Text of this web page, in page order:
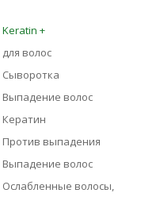
Keratin +
для волос
Сыворотка
Выпадение волос
Кератин
Против выпадения
Выпадение волос
Ослабленные волосы,